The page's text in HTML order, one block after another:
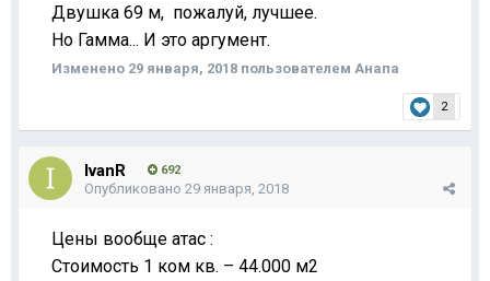
Двушка 69 м, пожалуй, лучшее.
Но Гамма... И это аргумент.
Изменено 29 января, 2018 пользователем Анапа
2
IvanR 692
Опубликовано 29 января, 2018
Цены вообще атас :
Стоимость 1 ком кв. – 44.000 м2